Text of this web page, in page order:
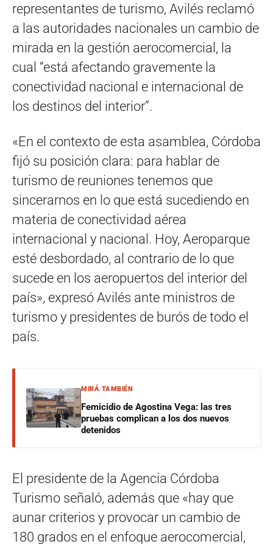
representantes de turismo, Avilés reclamó
a las autoridades nacionales un cambio de
mirada en la gestión aerocomercial, la
cual “está afectando gravemente la
conectividad nacional e internacional de
los destinos del interior”.
«En el contexto de esta asamblea, Córdoba
fijó su posición clara: para hablar de
turismo de reuniones tenemos que
sincerarnos en lo que está sucediendo en
materia de conectividad aérea
internacional y nacional. Hoy, Aeroparque
esté desbordado, al contrario de lo que
sucede en los aeropuertos del interior del
país», expresó Avilés ante ministros de
turismo y presidentes de burós de todo el
país.
MIRÁ TAMBIÉN
Femicidio de Agostina Vega: las tres
pruebas complican a los dos nuevos
detenidos
El presidente de la Agencia Córdoba
Turismo señaló, además que «hay que
aunar criterios y provocar un cambio de
180 grados en el enfoque aerocomercial,